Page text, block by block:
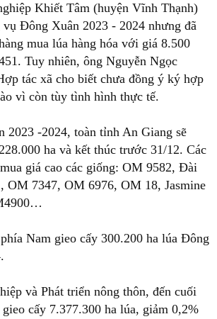
Khiết Tâm (huyện Vĩnh Thạnh)
vụ Đông Xuân 2023 - 2024 nhưng đã
mua lúa hàng hóa với giá 8.500
Tuy nhiên, ông Nguyễn Ngọc
tác xã cho biết chưa đồng ý ký hợp
vì còn tùy tình hình thực tế.
2023 -2024, toàn tỉnh An Giang sẽ
ha và kết thúc trước 31/12. Các
giá cao các giống: OM 9582, Đài
OM 7347, OM 6976, OM 18, Jasmine
Nam gieo cấy 300.200 ha lúa Đông
và Phát triển nông thôn, đến cuối
cấy 7.377.300 ha lúa, giảm 0,2%